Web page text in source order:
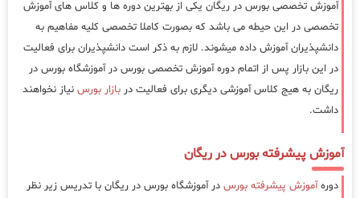
آموزش تخصصی بورس در ریگان یکی از بهترین دوره ها و کلاس های آموزش
تخصصی در این حیطه می باشد که بصورت کاملا تخصصی کلیه مفاهیم به
دانشپذیران آموزش داده میشوند. لازم به ذکر است دانشپذیران برای فعالیت
در این بازار پس از اتمام دوره آموزش تخصصی بورس در آموزشگاه بورس در
ریگان به هیج کلاس آموزشی دیگری برای فعالیت در بازار بورس نیاز نخواهند
داشت.
آموزش پیشرفته بورس در ریگان
دورهآموزش پیشرفته بورس در آموزشگاه بورس در ریگان با تدریس زیر نظر